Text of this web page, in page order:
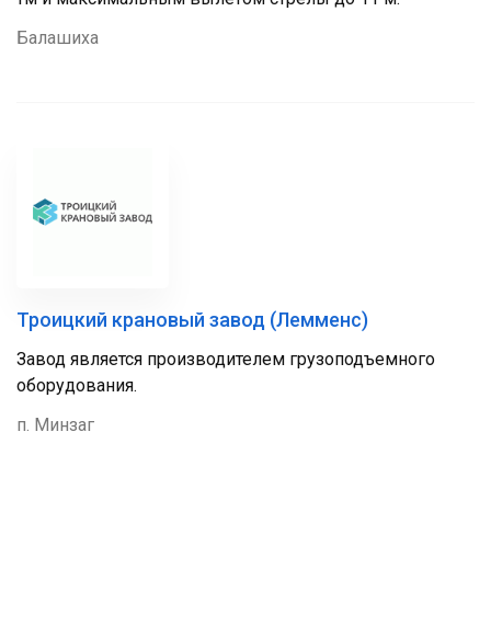
Балашиха
Троицкий крановый завод (Лемменс)
Завод является производителем грузоподъемного
оборудования.
п. Минзаг